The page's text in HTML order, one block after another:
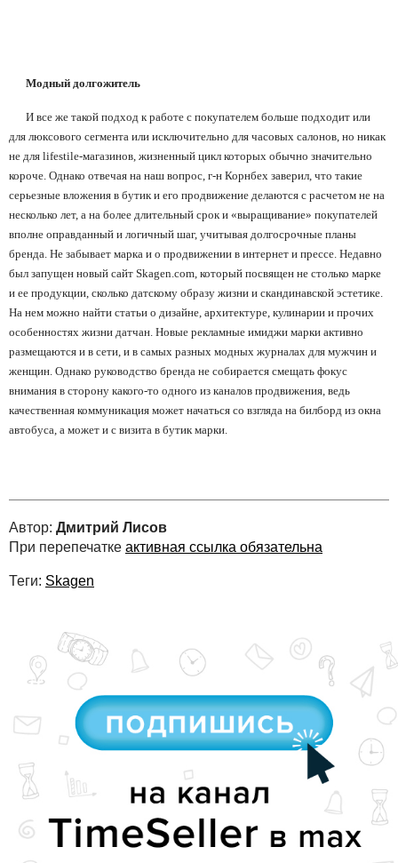
Модный долгожитель
И все же такой подход к работе с покупателем больше подходит или
для люксового сегмента или исключительно для часовых салонов, но никак
не для lifestile-магазинов, жизненный цикл которых обычно значительно
короче. Однако отвечая на наш вопрос, г-н Корнбех заверил, что такие
серьезные вложения в бутик и его продвижение делаются с расчетом не на
несколько лет, а на более длительный срок и «выращивание» покупателей
вполне оправданный и логичный шаг, учитывая долгосрочные планы
бренда. Не забывает марка и о продвижении в интернет и прессе. Недавно
был запущен новый сайт Skagen.com, который посвящен не столько марке
и ее продукции, сколько датскому образу жизни и скандинавской эстетике.
На нем можно найти статьи о дизайне, архитектуре, кулинарии и прочих
особенностях жизни датчан. Новые рекламные имиджи марки активно
размещаются и в сети, и в самых разных модных журналах для мужчин и
женщин. Однако руководство бренда не собирается смещать фокус
внимания в сторону какого-то одного из каналов продвижения, ведь
качественная коммуникация может начаться со взгляда на билборд из окна
автобуса, а может и с визита в бутик марки.
Автор: Дмитрий Лисов
При перепечатке активная ссылка обязательна
Теги: Skagen